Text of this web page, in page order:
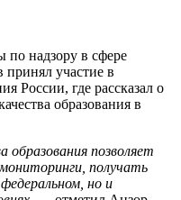
по надзору в сфере
принял участие в
России, где рассказал о
образования в
позволяет
получать
но и